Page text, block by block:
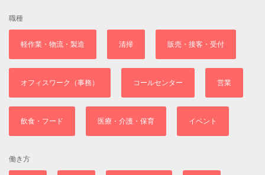
職種
軽作業・物流・製造 清掃 販売・接客・受付
オフィスワーク（事務） コールセンター 営業
飲食・フード 医療・介護・保育 イベント
働き方